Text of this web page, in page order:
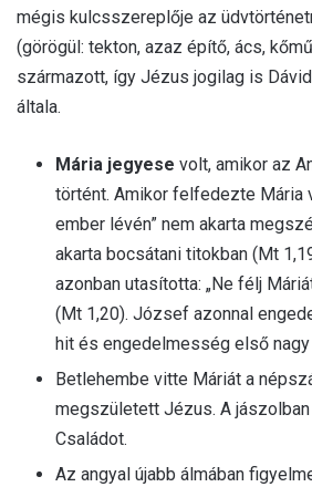
mégis kulcsszereplője az
(görögül: tekton, azaz építő, ács,
származott, így Jézus jogilag is
általa.
Mária jegyese volt, amikor az
történt. Amikor felfedezte Mária
ember lévén” nem akarta
akarta bocsátani titokban (Mt
azonban utasította: „Ne félj
(Mt 1,20). József azonnal
hit és engedelmesség első nagy
Betlehembe vitte Máriát a
megszületett Jézus. A
Családot.
Az angyal újabb álmában